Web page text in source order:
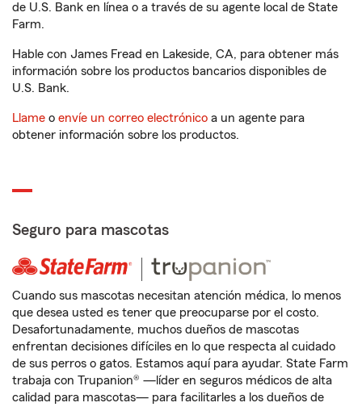
de U.S. Bank en línea o a través de su agente local de State
Farm.
Hable con James Fread en Lakeside, CA, para obtener más
información sobre los productos bancarios disponibles de
U.S. Bank.
Llame o envíe un correo electrónico a un agente para
obtener información sobre los productos.
Seguro para mascotas
Cuando sus mascotas necesitan atención médica, lo menos
que desea usted es tener que preocuparse por el costo.
Desafortunadamente, muchos dueños de mascotas
enfrentan decisiones difíciles en lo que respecta al cuidado
de sus perros o gatos. Estamos aquí para ayudar. State Farm
trabaja con Trupanion® —líder en seguros médicos de alta
calidad para mascotas— para facilitarles a los dueños de